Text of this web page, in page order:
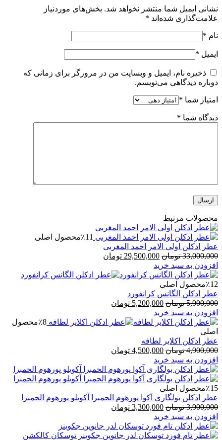
نشانی ایمیل شما منتشر نخواهد شد. بخش‌های موردنیاز
علامت‌گذاری شده‌اند *
نام *
ایمیل *
ذخیره نام، ایمیل و وبسایت من در مرورگر برای زمانی که
دوباره دیدگاهی می‌نویسم.
امتیاز شما *
دیدگاه شما *
محصولات مرتبط
٪11محصول اصلی
عطر ادکلن اولی الامر احمد المغربی
33,000,000 تومان قیمت
اصلی
33,000,000 تومان
29,500,000 تومان
29,500,000 تومان
افزودن به سبد خرید
٪12محصول اصلی
عطر ادکلن الگانس کرانفورد
5,900,000 تومان قیمت
اصلی
5,900,000 تومان
5,200,000 تومان
5,200,000 تومان
افزودن به سبد خرید
٪8محصول
اصلی
عطر ادکلن اکلایر لطافه
4,900,000 تومان قیمت
اصلی
4,900,000 تومان
بود.
4,500,000 تومان
4,500,000 تومان
است.
افزودن به سبد خرید
٪15محصول اصلی
عطر ادکلن بولگاری آکوا پورهوم الحمبرا آکویلو پورهوم الحمبرا
3,900,000 تومان قیمت
اصلی
3,900,000 تومان
بود.
3,300,000 تومان
3,300,000 تومان
است.
افزودن به سبد خرید